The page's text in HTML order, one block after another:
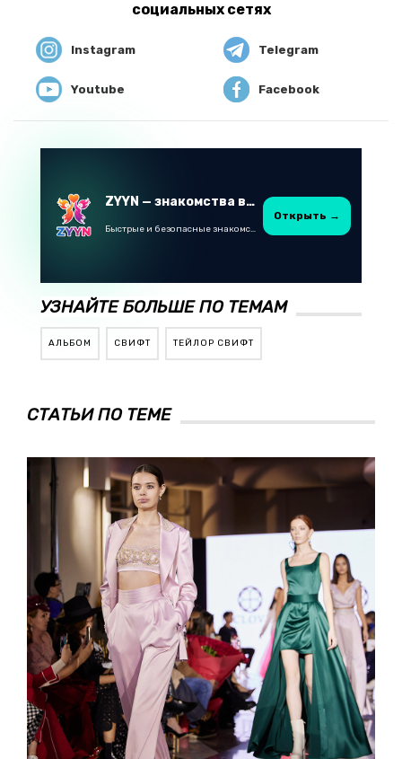
социальных сетях
Instagram Telegram
Youtube Facebook
ZYYN — знакомства в Казахстане
Быстрые и безопасные знакомства в Telegram
Открыть →
УЗНАЙТЕ БОЛЬШЕ ПО ТЕМАМ
АЛЬБОМ СВИФТ ТЕЙЛОР СВИФТ
СТАТЬИ ПО ТЕМЕ